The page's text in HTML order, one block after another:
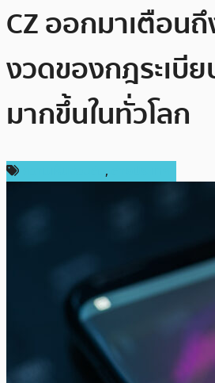
CZ ออกมาเตือน
งวดของกฎระเบี
มากขึ้นในทั่วโลก
,